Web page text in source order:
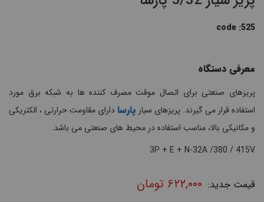
code :525
معرفی دستگاه
پریزهای صنعتی برای اتصال موقت مصرف کننده ها به شبکه برق مورد
استفاده قرار می گیرند. پریزهای سیار پارسا دارای مقاومت حرارتی ، الکتریکی
و مکانیکی بالا، مناسب استفاده در محیط های صنعتی می باشد.
3P + E + N-32A /380 / 415V
۶۲۲,۰۰۰ تومان